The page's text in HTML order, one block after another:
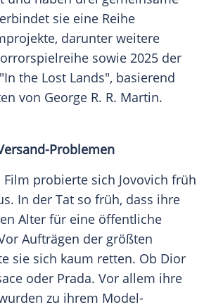
sie eine Reihe
darunter weitere
sowie 2025 der
the Lost Lands", basierend
von George R. R. Martin.
Problemen
probierte sich Jovovich früh
In der Tat so früh, dass ihre
Alter für eine öffentliche
Aufträgen der größten
sie sich kaum retten. Ob Dior
oder Prada. Vor allem ihre
zu ihrem Model-